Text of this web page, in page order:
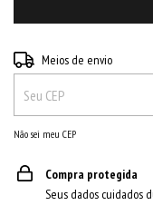
Entregas para o CEP:
Meios de envio
Não sei meu CEP
Compra protegida
Seus dados cuidados